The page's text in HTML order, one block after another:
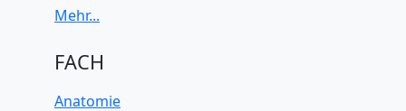
FACH
Anatomie